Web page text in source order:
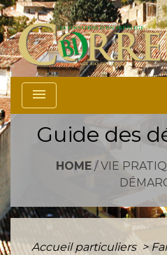
menu
Guide des
HOME/ VIE
Accueil particuliers >